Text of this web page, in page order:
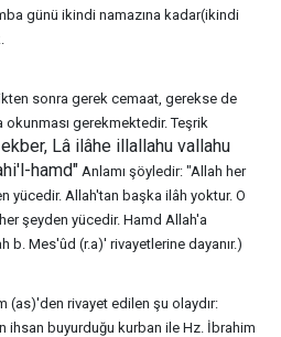
günü ikindi namazına kadar(ikindi
sonra gerek cemaat, gerekse de
okunması gerekmektedir. Teşrik
Lâ ilâhe illallahu vallahu
hamd" Anlamı şöyledir: "Allah her
yücedir. Allah'tan başka ilâh yoktur. O
şeyden yücedir. Hamd Allah'a
b. Mes'ûd (r.a)' rivayetlerine dayanır.)
(as)'den rivayet edilen şu olaydır:
ihsan buyurduğu kurban ile Hz. İbrahim